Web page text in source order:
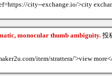
city--exchange.io/>city
monocular thumb ambiguity. 投
item/strattera/'>view